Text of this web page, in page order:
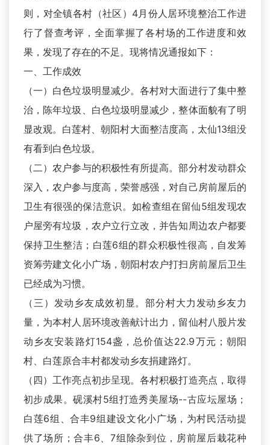
则，对全镇各村（社区）4月份人居环境整治工作进
行了督查考评，全面掌握了各村场的工作进度和效
果，发现了存在的不足。现将情况通报如下：
一、工作成效
（一）白色垃圾明显减少。各村对大面进行了集中整
治，陈年垃圾、白色垃圾明显减少，整体面貌有了明
显改观。白莲村、朝阳村大面整洁度高，太仙13组没
有看到白色垃圾。
（二）农户参与的积极性有所提高。部分村发动群众
深入，农户参与度高，荣誉感强，对自己房前屋后的
卫生有很强的保洁意识。如检查组在留仙5组发现农
户屋旁有垃圾，农户立行立改，并告知周边农户都要
保持卫生整洁；白莲6组的群众积极性很高，自发筹
资筹劳建文化小广场，朝阳村农户打扫房前屋后卫生
已经成为习惯。
（三）发动乡友成效初显。部分村大力发动乡友力
量，为本村人居环境改善献计出力，留仙村八股片发
动乡友安装路灯154盏，总价值达22.9万元；朝阳
村、白莲原合丰村都发动乡友捐建路灯。
（四）工作亮点初步呈现。各村积极打造亮点，取得
初步成果。砚溪村5组打造秀美屋场--古应坛屋场；
白莲6组、合丰9组建设文化小广场，为村民活动提
供了场所；合丰6、7组除杂到位，房前屋后栽花种